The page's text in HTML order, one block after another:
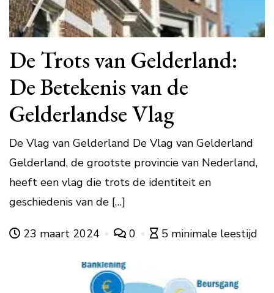
De Trots van Gelderland:
De Betekenis van de
Gelderlandse Vlag
De Vlag van Gelderland De Vlag van Gelderland
Gelderland, de grootste provincie van Nederland,
heeft een vlag die trots de identiteit en
geschiedenis van de […]
23 maart 2024 0 5 minimale leestijd